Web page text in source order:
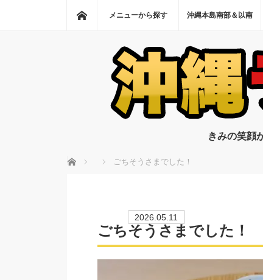
ホーム
メニューから探す 沖縄本島南部＆以南
きみの笑顔
ホーム ごちそうさまでした！
2026.05.11
ごちそうさまでした！